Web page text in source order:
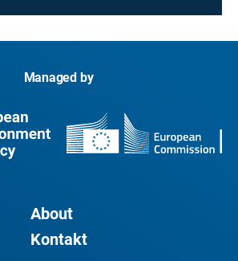
Managed by
About
Kontakt